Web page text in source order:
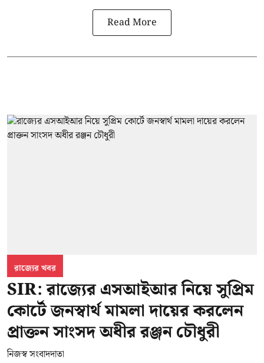
Read More
রাজ্যের খবর
SIR: রাজ্যের এসআইআর নিয়ে সুপ্রিম
কোর্টে জনস্বার্থ মামলা দায়ের করলেন
প্রাক্তন সাংসদ অধীর রঞ্জন চৌধুরী
নিজস্ব সংবাদদাতা